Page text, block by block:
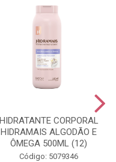
HIDRATANTE CORPORAL
HIDRAMAIS ALGODÃO E
ÔMEGA 500ML (12)
Código: 5079346